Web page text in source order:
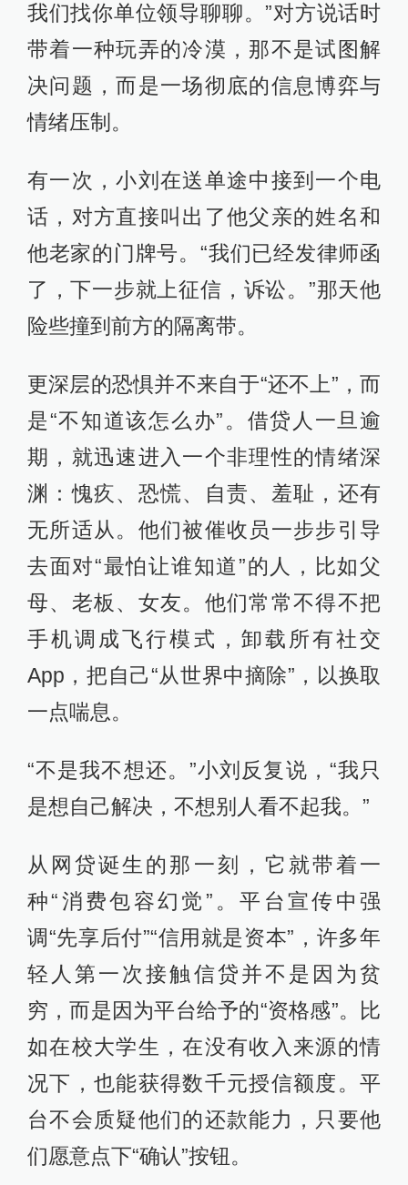
我们找你单位领导聊聊。”对方说话时
带着一种玩弄的冷漠，那不是试图解
决问题，而是一场彻底的信息博弈与
情绪压制。
有一次，小刘在送单途中接到一个电
话，对方直接叫出了他父亲的姓名和
他老家的门牌号。“我们已经发律师函
了，下一步就上征信，诉讼。”那天他
险些撞到前方的隔离带。
更深层的恐惧并不来自于“还不上”，而
是“不知道该怎么办”。借贷人一旦逾
期，就迅速进入一个非理性的情绪深
渊：愧疚、恐慌、自责、羞耻，还有
无所适从。他们被催收员一步步引导
去面对“最怕让谁知道”的人，比如父
母、老板、女友。他们常常不得不把
手机调成飞行模式，卸载所有社交
App，把自己“从世界中摘除”，以换取
一点喘息。
“不是我不想还。”小刘反复说，“我只
是想自己解决，不想别人看不起我。”
从网贷诞生的那一刻，它就带着一
种“消费包容幻觉”。平台宣传中强
调“先享后付”“信用就是资本”，许多年
轻人第一次接触信贷并不是因为贫
穷，而是因为平台给予的“资格感”。比
如在校大学生，在没有收入来源的情
况下，也能获得数千元授信额度。平
台不会质疑他们的还款能力，只要他
们愿意点下“确认”按钮。